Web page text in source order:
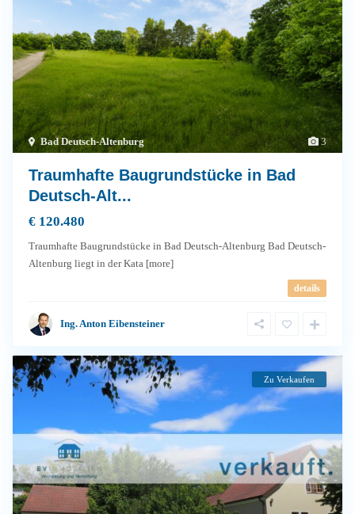
3
Bad Deutsch-Altenburg
Traumhafte Baugrundstücke in Bad
Deutsch-Alt...
€ 120.480
Traumhafte Baugrundstücke in Bad Deutsch-Altenburg Bad Deutsch-
Altenburg liegt in der Kata [more]
details
Ing. Anton Eibensteiner
Zu Verkaufen